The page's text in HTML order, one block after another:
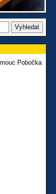
Pobočka